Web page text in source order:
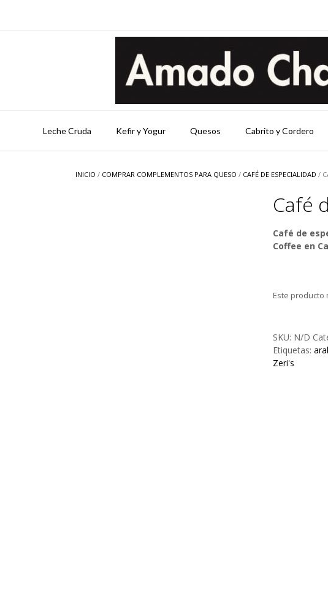
Leche Cruda Kefir y Yogur Quesos Cabrito y Cordero
INICIO / COMPRAR COMPLEMENTOS PARA QUESO / CAFÉ DE ESPECIALIDAD /
Café
Café de
Coffee en
Este producto
SKU: N/D
Etiquetas:
Zeri's